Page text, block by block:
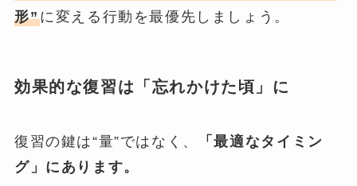
形”に変える行動を最優先しましょう。
効果的な復習は「忘れかけた頃」に
復習の鍵は“量”ではなく、
「最適なタイミン
グ」にあります。